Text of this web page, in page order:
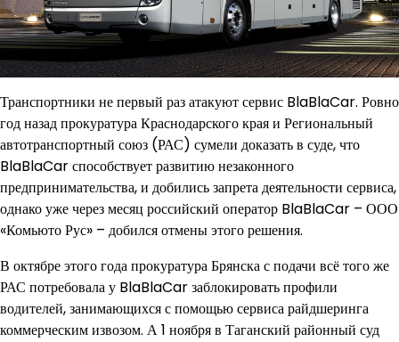
Транспортники не первый раз атакуют сервис BlaBlaCar. Ровно
год назад прокуратура Краснодарского края и Региональный
автотранспортный союз (РАС) сумели доказать в суде, что
BlaBlaCar способствует развитию незаконного
предпринимательства, и добились запрета деятельности сервиса,
однако уже через месяц российский оператор BlaBlaCar – ООО
«Комьюто Рус» – добился отмены этого решения.
В октябре этого года прокуратура Брянска с подачи всё того же
РАС потребовала у BlaBlaCar заблокировать профили
водителей, занимающихся с помощью сервиса райдшеринга
коммерческим извозом. А 1 ноября в Таганский районный суд